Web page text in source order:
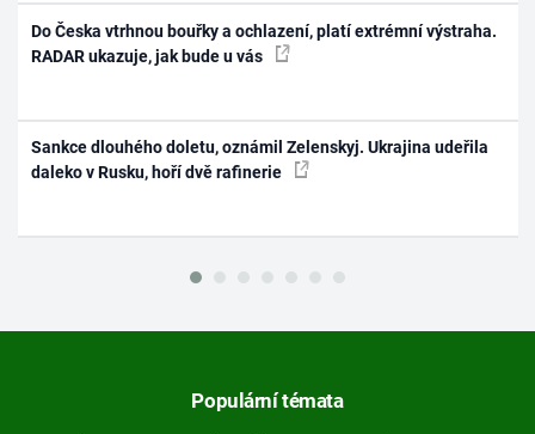
Do Česka vtrhnou bouřky a ochlazení, platí extrémní výstraha.
RADAR ukazuje, jak bude u vás
Sankce dlouhého doletu, oznámil Zelenskyj. Ukrajina udeřila
daleko v Rusku, hoří dvě rafinerie
Populární témata